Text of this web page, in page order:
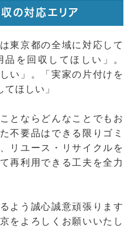
の対応エリア
東京都の全域に対応して
を回収してほしい」。
い」。「実家の片付けを
ほしい」
とならどんなことでもお
不要品はできる限りゴミ
リユース・リサイクルを
再利用できる工夫を全力
よう誠心誠意頑張ります
をよろしくお願いいたし